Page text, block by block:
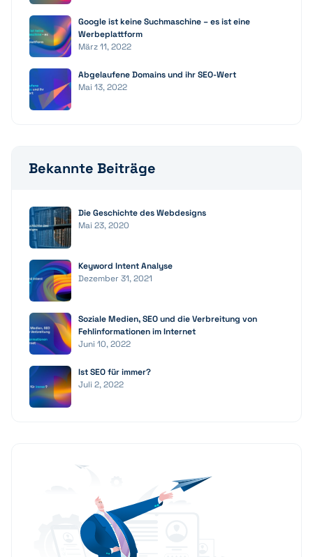
Google ist keine Suchmaschine – es ist eine
Werbeplattform
März 11, 2022
Abgelaufene Domains und ihr SEO-Wert
Mai 13, 2022
Bekannte Beiträge
Die Geschichte des Webdesigns
Mai 23, 2020
Keyword Intent Analyse
Dezember 31, 2021
Soziale Medien, SEO und die Verbreitung von
Fehlinformationen im Internet
Juni 10, 2022
Ist SEO für immer?
Juli 2, 2022